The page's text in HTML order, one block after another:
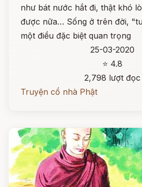
như bát nước hắt đi, thật khó
được nữa… Sống ở trên đời,
một điều đặc biệt quan trọng
25-03-2020
⭐ 4.8
2,798 lượt đọc
Truyện cổ nhà Phật